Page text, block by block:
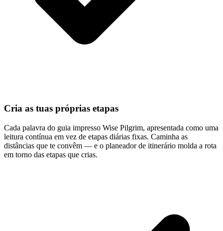
Cria as tuas próprias etapas
Cada palavra do guia impresso Wise Pilgrim, apresentada como uma
leitura contínua em vez de etapas diárias fixas. Caminha as
distâncias que te convêm — e o planeador de itinerário molda a rota
em torno das etapas que crias.